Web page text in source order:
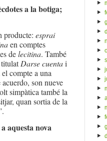
a la botiga;
producte: esprai
en comptes
delecitina. També
titulatDarse cuentai
compte a una
son nueve
simpàtica també la
quan sortia de la
aquesta nova